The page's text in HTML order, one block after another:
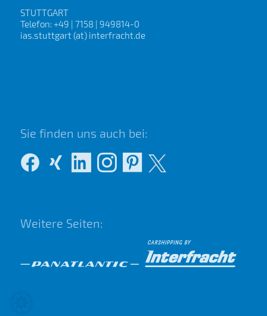
STUTTGART
Telefon: +49 | 7158 | 949814-0
ias.stuttgart (at) interfracht.de
Sie finden uns auch bei:
Weitere Seiten: